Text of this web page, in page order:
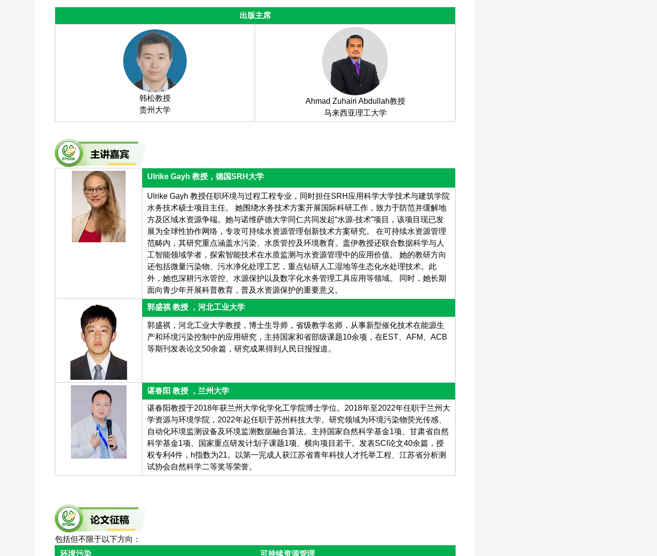
出版主席
韩松教授
贵州大学
Ahmad Zuhairi Abdullah教授
马来西亚理工大学
Ulrike Gayh 教授，德国SRH大学
Ulrike Gayh 教授任职环境与过程工程专业，同时担任SRH应用科学大学技术与建筑学院
水务技术硕士项目主任。 她围绕水务技术方案开展国际科研工作，致力于防范并缓解地
方及区域水资源争端。她与诺维萨德大学同仁共同发起“水源-技术”项目，该项目现已发
展为全球性协作网络，专攻可持续水资源管理创新技术方案研究。 在可持续水资源管理
范畴内，其研究重点涵盖水污染、水质管控及环境教育。盖伊教授还联合数据科学与人
工智能领域学者，探索智能技术在水质监测与水资源管理中的应用价值。 她的教研方向
还包括微量污染物、污水净化处理工艺，重点钻研人工湿地等生态化水处理技术。此
外，她也深耕污水管控、水源保护以及数字化水务管理工具应用等领域。 同时，她长期
面向青少年开展科普教育，普及水资源保护的重要意义。
郭盛祺 教授 ，河北工业大学
郭盛祺，河北工业大学教授，博士生导师，省级教学名师，从事新型催化技术在能源生
产和环境污染控制中的应用研究，主持国家和省部级课题10余项，在EST、AFM、ACB
等期刊发表论文50余篇，研究成果得到人民日报报道。
谌春阳 教授 ，兰州大学
谌春阳教授于2018年获兰州大学化学化工学院博士学位。2018年至2022年任职于兰州大
学资源与环境学院，2022年起任职于苏州科技大学。研究领域为环境污染物荧光传感、
自动化环境监测设备及环境监测数据融合算法。主持国家自然科学基金1项、甘肃省自然
科学基金1项、国家重点研发计划子课题1项、横向项目若干。发表SCI论文40余篇，授
权专利4件，h指数为21。以第一完成人获江苏省青年科技人才托举工程、江苏省分析测
试协会自然科学二等奖等荣誉。
包括但不限于以下方向：
环境污染
可持续资源管理